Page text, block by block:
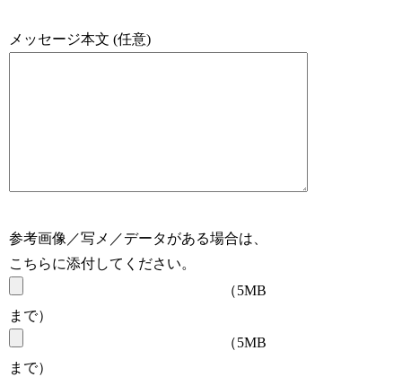
メッセージ本文 (任意)
参考画像／写メ／データがある場合は、
こちらに添付してください。
（5MB
まで）
（5MB
まで）